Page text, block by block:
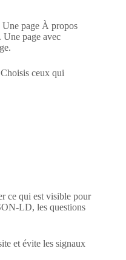
page À propos
Une page avec
ceux qui
ce qui est visible pour
LD, les questions
et évite les signaux